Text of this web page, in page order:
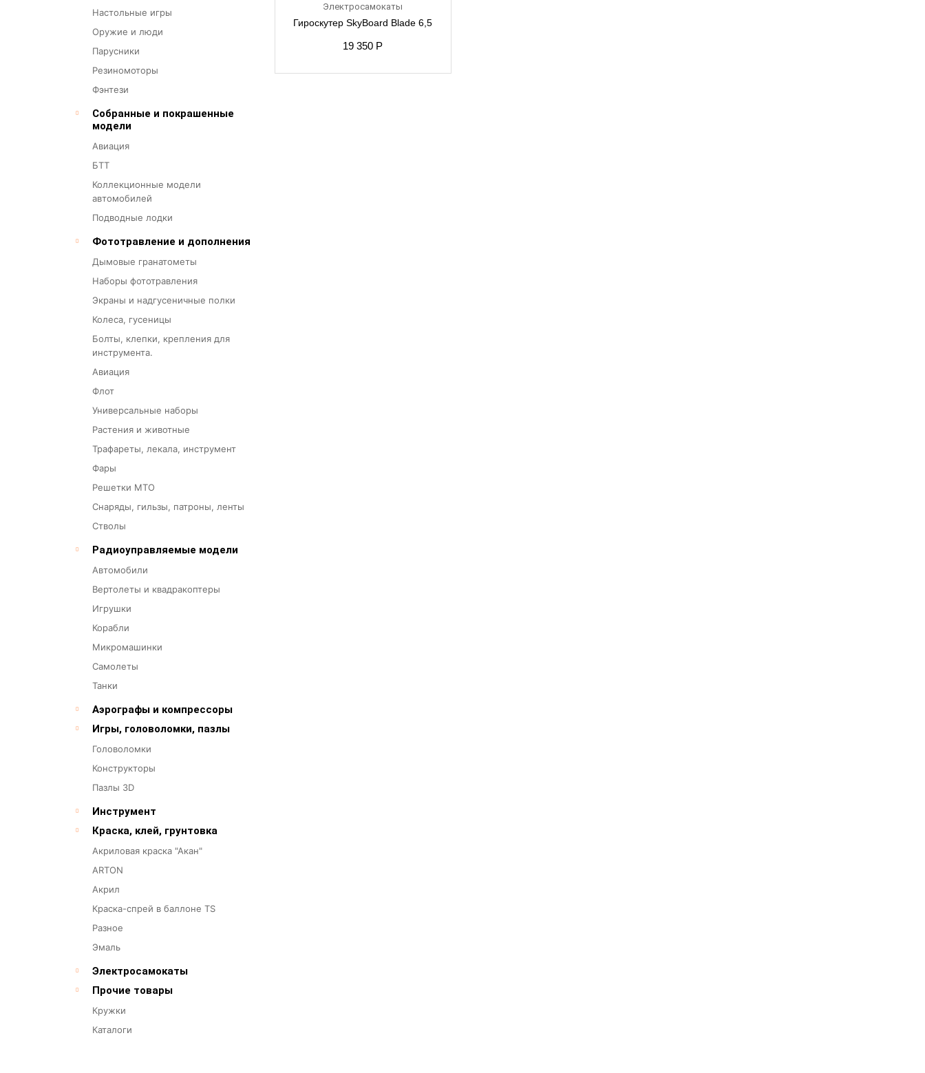
Настольные игры
Оружие и люди
Парусники
Резиномоторы
Фэнтези
Собранные и покрашенные
модели
Авиация
БТТ
Коллекционные модели
автомобилей
Подводные лодки
Фототравление и дополнения
Дымовые гранатометы
Наборы фототравления
Экраны и надгусеничные полки
Колеса, гусеницы
Болты, клепки, крепления для
инструмента.
Авиация
Флот
Универсальные наборы
Растения и животные
Трафареты, лекала, инструмент
Фары
Решетки МТО
Снаряды, гильзы, патроны, ленты
Стволы
Радиоуправляемые модели
Автомобили
Вертолеты и квадракоптеры
Игрушки
Корабли
Микромашинки
Самолеты
Танки
Аэрографы и компрессоры
Игры, головоломки, пазлы
Головоломки
Конструкторы
Пазлы 3D
Инструмент
Краска, клей, грунтовка
Акриловая краска "Акан"
ARTON
Акрил
Краска-спрей в баллоне TS
Разное
Эмаль
Электросамокаты
Прочие товары
Кружки
Каталоги
Электросамокаты
Гироскутер SkyBoard Blade 6,5
19 350 Р